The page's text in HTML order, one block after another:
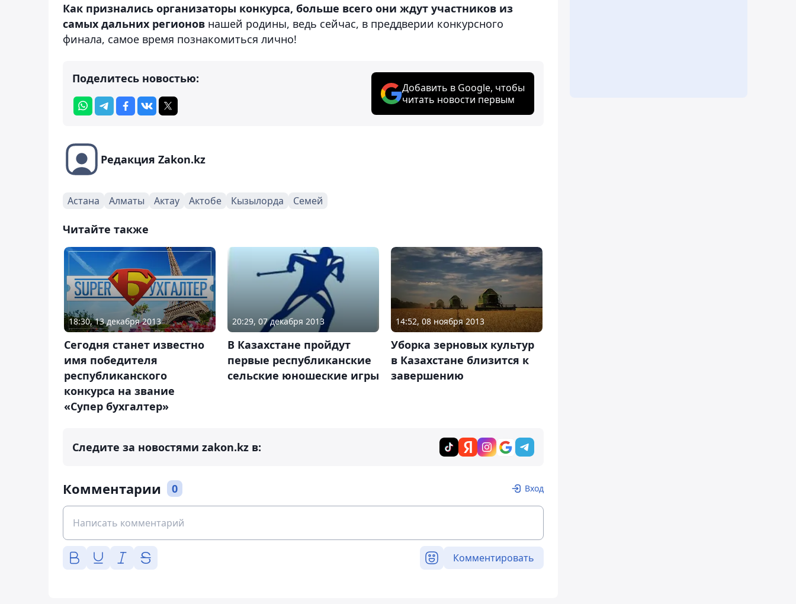
Как признались организаторы конкурса, больше всего они ждут участников из
самых дальних регионов нашей родины, ведь сейчас, в преддверии конкурсного
финала, самое время познакомиться лично!
Поделитесь новостью:
Добавить в Google, чтобы
читать новости первым
Редакция Zakon.kz
Астана Алматы Актау Актобе Кызылорда Семей
Читайте также
18:30, 13 декабря 2013
Сегодня станет известно
имя победителя
республиканского
конкурса на звание
«Супер бухгалтер»
20:29, 07 декабря 2013
В Казахстане пройдут
первые республиканские
сельские юношеские игры
14:52, 08 ноября 2013
Уборка зерновых культур
в Казахстане близится к
завершению
Следите за новостями zakon.kz в:
Комментарии 0 Вход
Комментировать